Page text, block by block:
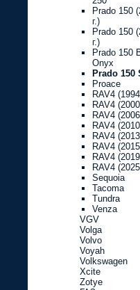
Prado 150
г.)
Prado 150
г.)
Prado 150
Onyx
Prado 150
Proace
RAV4
RAV4
RAV4
RAV4
RAV4
RAV4
RAV4
RAV4
Sequoia
Tacoma
Tundra
Venza
VGV
Volga
Volvo
Voyah
Volkswagen
Xcite
Zotye